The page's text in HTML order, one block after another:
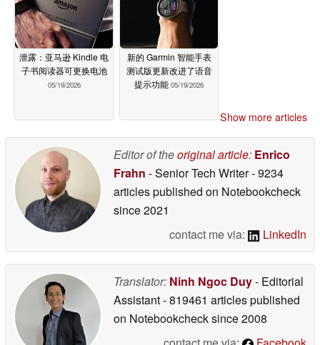
泄露：亚马逊 Kindle 电
子书阅读器可更换电池
05/19/2026
新的 Garmin 智能手表
测试版更新改进了语音
提示功能 05/19/2026
Show more articles
Editor of theoriginal article: Enrico
Frahn - Senior Tech Writer- 9234
articles published on Notebookcheck
since 2021
contact me via:
LinkedIn
Translator: Ninh Ngoc Duy- Editorial
Assistant- 819461 articles published
on Notebookchecksince 2008